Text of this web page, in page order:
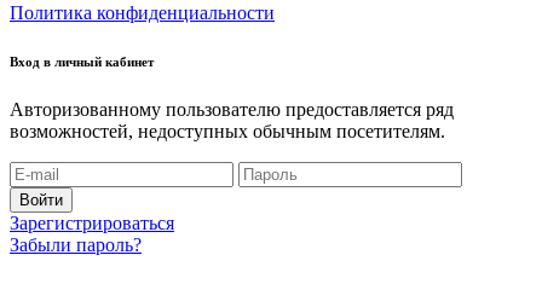
Политика конфиденциальности
Вход в личный кабинет
Авторизованному пользователю предоставляется ряд
возможностей, недоступных обычным посетителям.
Войти
Зарегистрироваться
Забыли пароль?